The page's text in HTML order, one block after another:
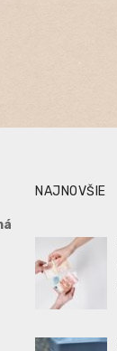
NAJNOVŠIE